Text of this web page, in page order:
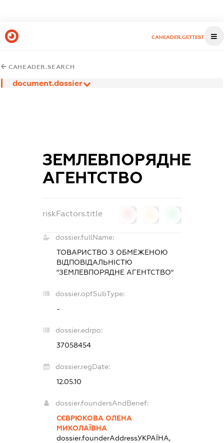
CAHEADER.GETTEST
CAHEADER.SEARCH
document.dossier
ЗЕМЛЕВПОРЯДНЕ
АГЕНТСТВО
riskFactors.title
dossier.fullName:
ТОВАРИСТВО З ОБМЕЖЕНОЮ
ВІДПОВІДАЛЬНІСТЮ
"ЗЕМЛЕВПОРЯДНЕ АГЕНТСТВО"
dossier.opfSubType:
-
dossier.edrpo:
37058454
dossier.regDate:
12.05.10
dossier.foundersAndBenef:
СЄВРЮКОВА ОЛЕНА
МИКОЛАЇВНА
dossier.founderAddressУКРАЇНА,